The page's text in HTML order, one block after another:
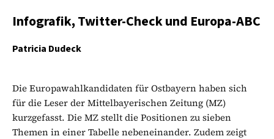
Infografik, Twitter-Check und Europa-ABC
Patricia Dudeck
Die Europawahlkandidaten für Ostbayern haben sich
für die Leser der Mittelbayerischen Zeitung (MZ)
kurzgefasst. Die MZ stellt die Positionen zu sieben
Themen in einer Tabelle nebeneinander. Zudem zeigt